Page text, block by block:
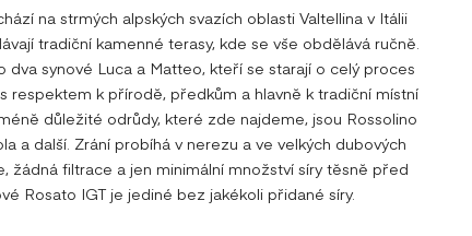
na strmých alpských svazích oblasti Valtellina v Itálii
tradiční kamenné terasy, kde se vše obdělává ručně.
dva synové Luca a Matteo, kteří se starají o celý proces
respektem k přírodě, předkům a hlavně k tradiční místní
důležité odrůdy, které zde najdeme, jsou Rossolino
a další. Zrání probíhá v nerezu a ve velkých dubových
žádná filtrace a jen minimální množství síry těsně před
Rosato IGT je jediné bez jakékoli přidané síry.